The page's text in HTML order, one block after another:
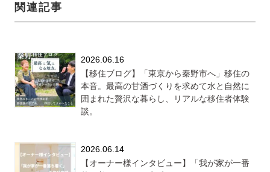
関連記事
2026.06.16
【移住ブログ】「東京から秦野市へ」移住の
本音。最高の甘酒づくりを求めて水と自然に
囲まれた贅沢な暮らし、リアルな移住者体験
談。
2026.06.14
【オーナー様インタビュー】「我が家が一番